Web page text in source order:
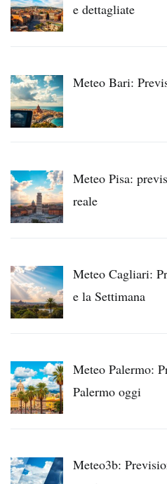
e dettagliate
Meteo Bari:
Meteo Pisa:
reale
Meteo Cagliari:
e la Settimana
Meteo Palermo:
Palermo oggi
Meteo3b: